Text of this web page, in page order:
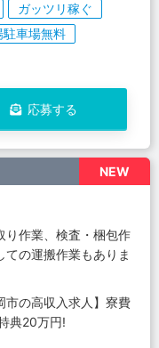
ガッツリ稼ぐ
駐車場無料
応募する
NEW
り作業、検査・梱包作
の運搬作業もありま
市の高収入求人】寮費
典20万円!